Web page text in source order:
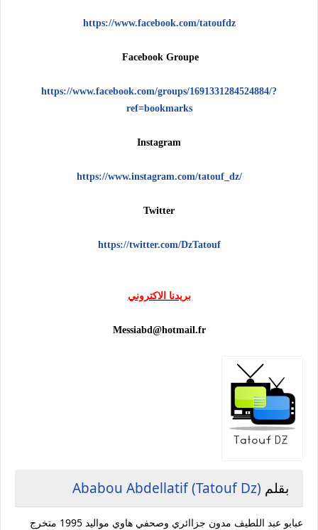
https://www.facebook.com/tatoufdz
Facebook Groupe
https://www.facebook.com/groups/1691331284524884/?
ref=bookmarks
Instagram
https://www.instagram.com/tatouf_dz/
Twitter
https://twitter.com/DzTatouf
بريدنا الاكتروني
Messiabd@hotmail.fr
بقلم Ababou Abdellatif (Tatouf Dz)
عبابو عبد اللطيف مدون جزاائري وصحفي هاوي مواليد 1995 متخرج